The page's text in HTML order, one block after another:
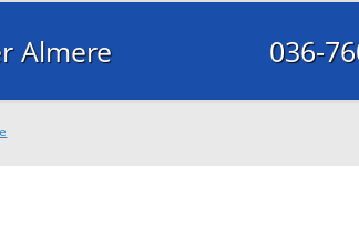
Almere 036-